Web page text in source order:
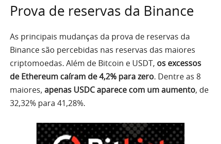
Prova de reservas da Binance
As principais mudanças da prova de reservas da
Binance são percebidas nas reservas das maiores
criptomoedas. Além de Bitcoin e USDT, os excessos
de Ethereum caíram de 4,2% para zero. Dentre as 8
maiores, apenas USDC aparece com um aumento, de
32,32% para 41,28%.